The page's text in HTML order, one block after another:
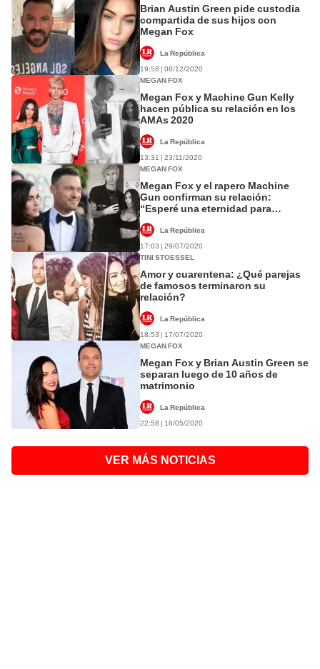
Brian Austin Green pide custodia
compartida de sus hijos con
Megan Fox
La República
19:58 | 08/12/2020
MEGAN FOX
Megan Fox y Machine Gun Kelly
hacen pública su relación en los
AMAs 2020
La República
13:31 | 23/11/2020
MEGAN FOX
Megan Fox y el rapero Machine
Gun confirman su relación:
“Esperé una eternidad para
La República
17:03 | 29/07/2020
TINI STOESSEL
Amor y cuarentena: ¿Qué parejas
de famosos terminaron su
relación?
La República
18:53 | 17/07/2020
MEGAN FOX
Megan Fox y Brian Austin Green se
separan luego de 10 años de
matrimonio
La República
22:58 | 18/05/2020
VER MÁS NOTICIAS